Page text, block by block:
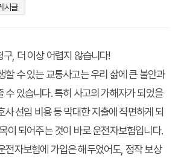
시글
, 더 이상 어렵지 않습니다!
할 수 있는 교통사고는 우리 삶에 큰 불안과
수 있습니다. 특히 사고의 가해자가 되었을
선임 비용 등 막대한 지출에 직면하게 되
이 되어주는 것이 바로 운전자보험입니다.
전자보험에 가입은 해두었어도, 정작 보상